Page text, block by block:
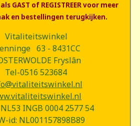
GAST of REGISTREER voor meer
en bestellingen terugkijken.
Vitaliteitswinkel
63 - 8431CC
Fryslân
Tel-0516 523684
INGB 0004 2577 54
id: NL001157898B89